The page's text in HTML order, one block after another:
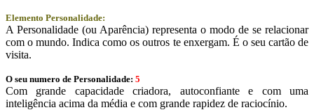
Elemento Personalidade:
A Personalidade (ou Aparência) representa o modo de se relacionar
com o mundo. Indica como os outros te enxergam. É o seu cartão de
visita.
O seu numero de Personalidade: 5
Com grande capacidade criadora, autoconfiante e com uma
inteligência acima da média e com grande rapidez de raciocínio.